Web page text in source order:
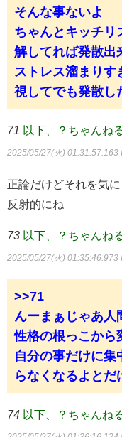
そんな事ないよ
ちゃんとキッチリ
解してれば発散出
ストレス溜まりす
視してでも発散し
71 以下、？ちゃんね
2025/05/27(火) 01:31:57.163
正論だけどそれを気
反射的にね
73 以下、？ちゃんね
2025/05/27(火) 01:35:46.973
>>71
んーまぁじゃあ人
性格の根っこから
自分の事だけに集
らなくなるよとだ
74 以下、？ちゃんね